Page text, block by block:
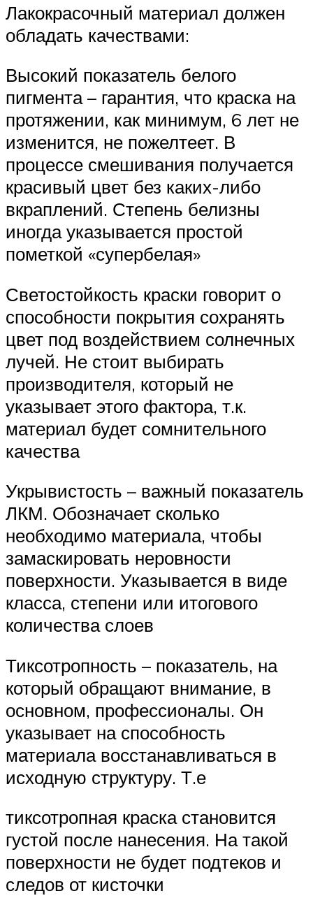
Лакокрасочный материал должен
обладать качествами:
Высокий показатель белого
пигмента – гарантия, что краска на
протяжении, как минимум, 6 лет не
изменится, не пожелтеет. В
процессе смешивания получается
красивый цвет без каких-либо
вкраплений. Степень белизны
иногда указывается простой
пометкой «супербелая»
Светостойкость краски говорит о
способности покрытия сохранять
цвет под воздействием солнечных
лучей. Не стоит выбирать
производителя, который не
указывает этого фактора, т.к.
материал будет сомнительного
качества
Укрывистость – важный показатель
ЛКМ. Обозначает сколько
необходимо материала, чтобы
замаскировать неровности
поверхности. Указывается в виде
класса, степени или итогового
количества слоев
Тиксотропность – показатель, на
который обращают внимание, в
основном, профессионалы. Он
указывает на способность
материала восстанавливаться в
исходную структуру. Т.е
тиксотропная краска становится
густой после нанесения. На такой
поверхности не будет подтеков и
следов от кисточки